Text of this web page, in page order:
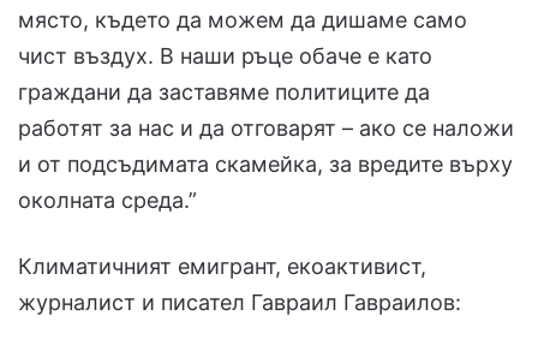
място, където да можем да дишаме само
чист въздух. В наши ръце обаче е като
граждани да заставяме политиците да
работят за нас и да отговарят – ако се наложи
и от подсъдимата скамейка, за вредите върху
околната среда.”
Климатичният емигрант, екоактивист,
журналист и писател Гавраил Гавраилов: